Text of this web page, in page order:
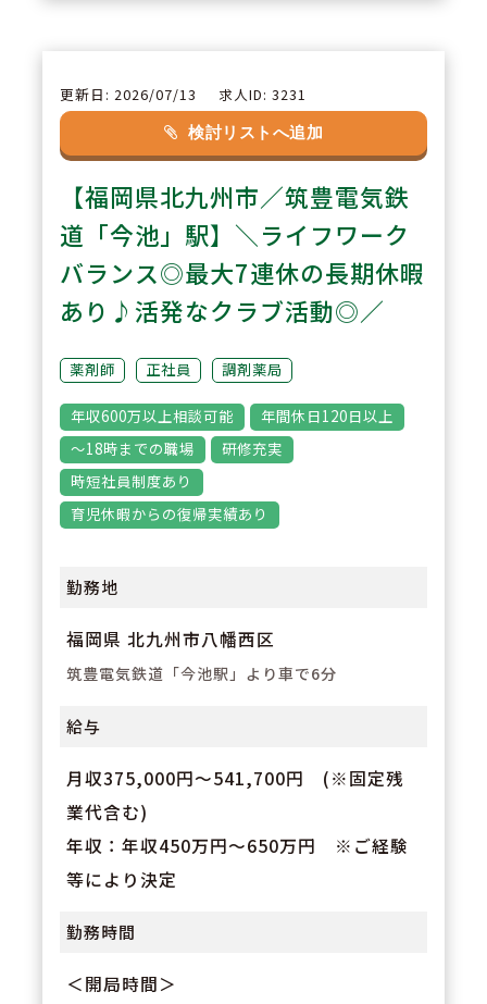
が取得できます。また分割で取得
も可能でありご自身にあった休暇
が取得できます。
POINT 3
【教育研修制度】「できる人」よ
り「やりたい人」を求められてお
ジョンを想像できるような充実し
た教育制度がございます。
更新日: 2026/07/13 求人ID: 3231
検討リストへ追加
【福岡県北九州市／筑豊電気鉄
道「今池」駅】＼ライフワーク
バランス◎最大7連休の長期休暇
あり♪活発なクラブ活動◎／
薬剤師 正社員 調剤薬局
年収600万以上相談可能
年間休日120日以上
～18時までの職場
研修充実
時短社員制度あり
育児休暇からの復帰実績あり
勤務地
福岡県 北九州市八幡西区
筑豊電気鉄道「今池駅」より車で6分
給与
月収375,000円～541,700円 (※固定残
業代含む)
年収：年収450万円～650万円 ※ご経験
等により決定
勤務時間
＜開局時間＞